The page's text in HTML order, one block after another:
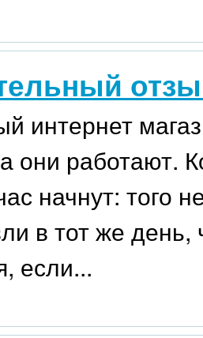
интернет
они работают.
начнут: того
в тот же
если...